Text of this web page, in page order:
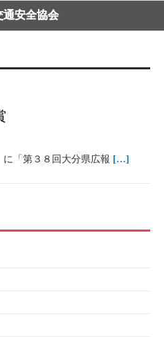
通安全協会
「第３８回大分県広報 […]